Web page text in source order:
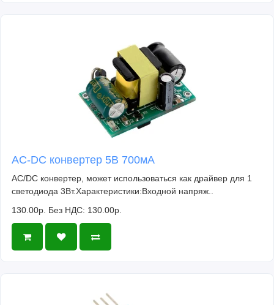
AC-DC конвертер 5В 700мА
AC/DC конвертер, может использоваться как драйвер для 1
светодиода 3Вт.Характеристики:Входной напряж..
130.00р. Без НДС: 130.00р.